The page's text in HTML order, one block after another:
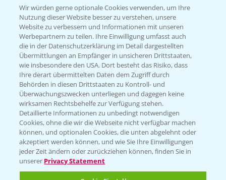
Hilfe in Notfällen
T.+49 (0)214/30-20220
Folgen Sie uns
Wir würden gerne optionale Cookies verwenden, um Ihre
Nutzung dieser Website besser zu verstehen, unsere
Website zu verbessern und Informationen mit unseren
Werbepartnern zu teilen. Ihre Einwilligung umfasst auch
die in der Datenschutzerklärung im Detail dargestellten
Übermittlungen an Empfänger in unsicheren Drittstaaten,
wie insbesondere den USA. Dort besteht das Risiko, dass
Ihre derart übermittelten Daten dem Zugriff durch
Behörden in diesen Drittstaaten zu Kontroll- und
Überwachungszwecken unterliegen und dagegen keine
wirksamen Rechtsbehelfe zur Verfügung stehen.
Detaillierte Informationen zu unbedingt notwendigen
Cookies, ohne die wir die Webseite nicht verfügbar machen
können, und optionalen Cookies, die unten abgelehnt oder
akzeptiert werden können, und wie Sie Ihre Einwilligungen
jeder Zeit ändern oder zurückziehen können, finden Sie in
unserer Privacy Statement